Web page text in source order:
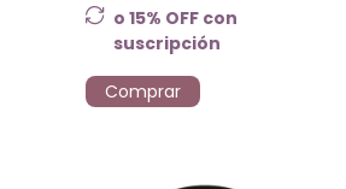
o 15% OFF con
suscripción
Comprar